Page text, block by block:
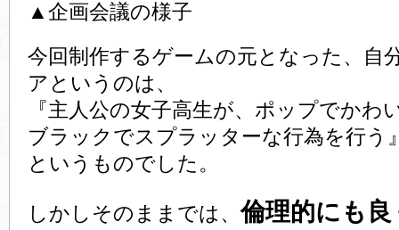
▲企画会議の様子
今回制作するゲームの元となった、自
アというのは、
『主人公の女子高生が、ポップでかわ
ブラックでスプラッターな行為を行う
というものでした。
しかしそのままでは、倫理的にも